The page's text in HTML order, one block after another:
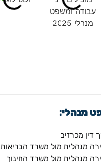
מנהלי:
דין מכרזים
מנהלית מול משרד הבריאות
מנהלית מול משרד החינוך